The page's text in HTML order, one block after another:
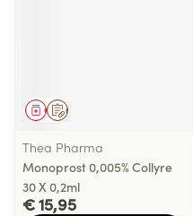
Op voorschrift
Geneesmiddel
Thea Pharma
Monoprost 0,005% Collyre
30 X 0,2ml
€ 15,95